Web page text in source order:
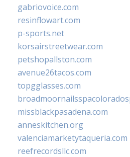
gabriovoice.com
resinflowart.com
p-sports.net
korsairstreetwear.com
petshopallston.com
avenue26tacos.com
topgglasses.com
missblackpasadena.com
anneskitchen.org
valenciamarketytaqueria.com
reefrecordsllc.com